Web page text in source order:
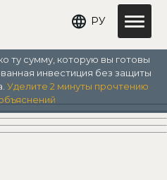
РУ
ту сумму, которую вы готовы
инвестиция без защиты
Уделите 2 минуты прочтению